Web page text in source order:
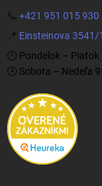
📞 +421 951 015 930
📍 Einsteinova 3541/
🕒 Pondelok – Piatok
🕒 Sobota – Nedeľa